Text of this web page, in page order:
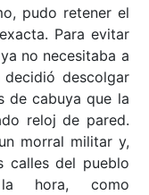
pudo retener el
Para evitar
no necesitaba a
descolgar
de cabuya que la
reloj de pared.
morral militar y,
calles del pueblo
hora, como